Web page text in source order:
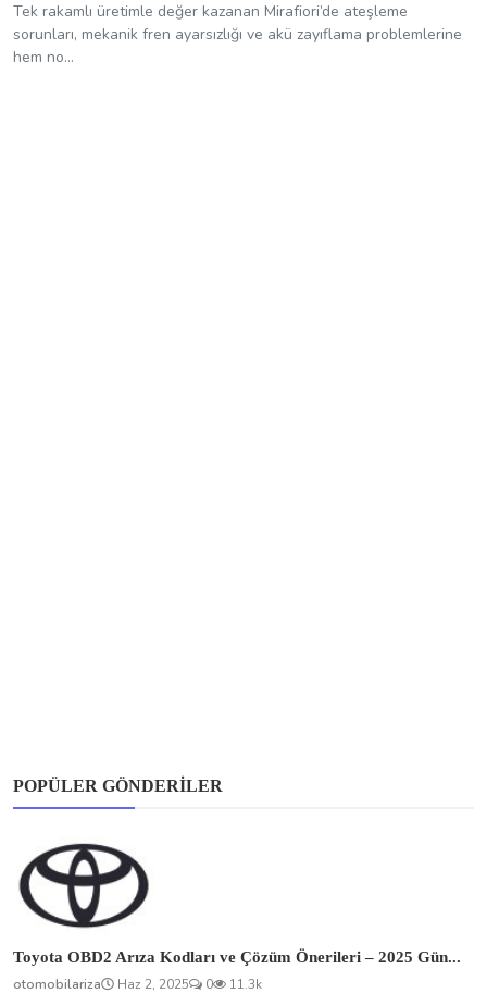
Tek rakamlı üretimle değer kazanan Mirafiori’de ateşleme
sorunları, mekanik fren ayarsızlığı ve akü zayıflama problemlerine
hem no...
POPÜLER GÖNDERILER
Toyota OBD2 Arıza Kodları ve Çözüm Önerileri – 2025 Gün...
otomobilariza
Haz 2, 2025 0 11.3k